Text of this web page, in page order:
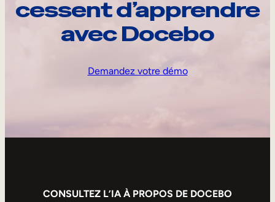
cessent d’apprendre
avec Docebo
Demandez votre démo
CONSULTEZ L’IA À PROPOS DE DOCEBO